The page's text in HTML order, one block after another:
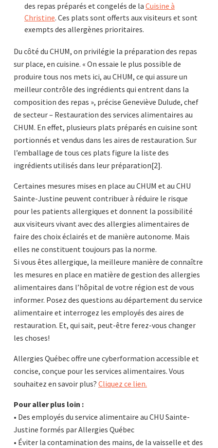
des repas préparés et congelés de la Cuisine à
Christine. Ces plats sont offerts aux visiteurs et sont
exempts des allergènes prioritaires.
Du côté du CHUM, on privilégie la préparation des repas
sur place, en cuisine. « On essaie le plus possible de
produire tous nos mets ici, au CHUM, ce qui assure un
meilleur contrôle des ingrédients qui entrent dans la
composition des repas », précise Geneviève Dulude, chef
de secteur – Restauration des services alimentaires au
CHUM. En effet, plusieurs plats préparés en cuisine sont
portionnés et vendus dans les aires de restauration. Sur
l’emballage de tous ces plats figure la liste des
ingrédients utilisés dans leur préparation[2].
Certaines mesures mises en place au CHUM et au CHU
Sainte-Justine peuvent contribuer à réduire le risque
pour les patients allergiques et donnent la possibilité
aux visiteurs vivant avec des allergies alimentaires de
faire des choix éclairés et de manière autonome. Mais
elles ne constituent toujours pas la norme.
Si vous êtes allergique, la meilleure manière de connaître
les mesures en place en matière de gestion des allergies
alimentaires dans l’hôpital de votre région est de vous
informer. Posez des questions au département du service
alimentaire et interrogez les employés des aires de
restauration. Et, qui sait, peut-être ferez-vous changer
les choses!
Allergies Québec offre une cyberformation accessible et
concise, conçue pour les services alimentaires. Vous
souhaitez en savoir plus? Cliquez ce lien.
Pour aller plus loin :
• Des employés du service alimentaire au CHU Sainte-
Justine formés par Allergies Québec
• Éviter la contamination des mains, de la vaisselle et des